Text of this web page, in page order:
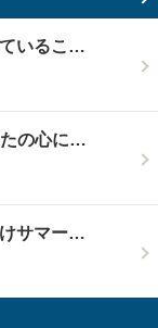
いるこ…
たの心に…
サマー…